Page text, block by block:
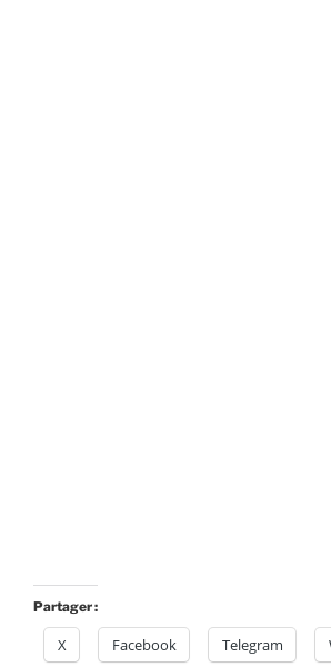
Partager :
X Facebook Telegram